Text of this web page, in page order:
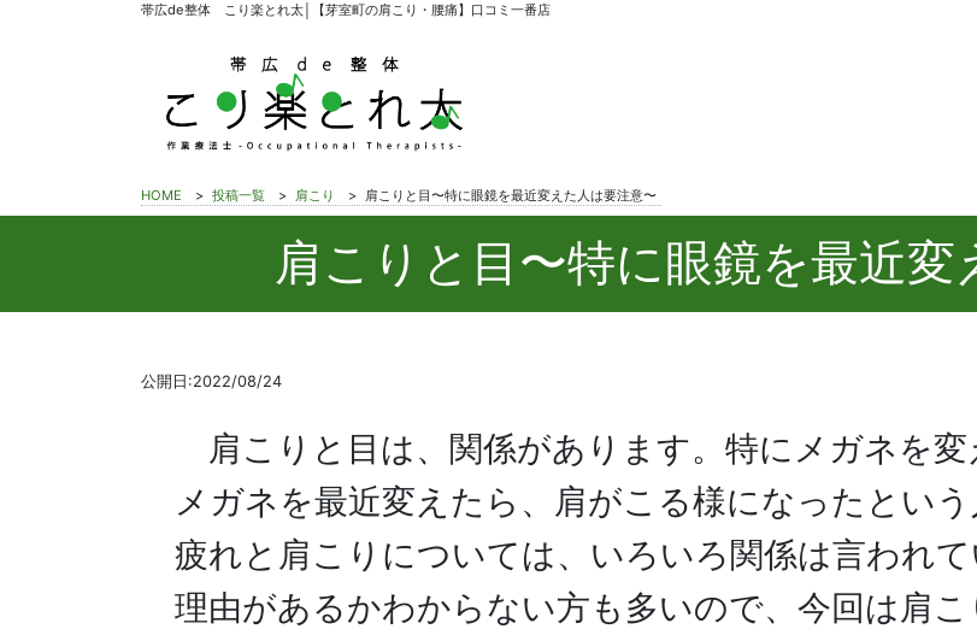
帯広de整体 こり楽とれ太│【芽室町の肩こり・腰痛】口コミ一番店
HOME > 投稿一覧 > 肩こり > 肩こりと目〜特に眼鏡を最近変えた人は要注意〜
肩こりと目〜特に眼鏡を最近変
公開日:2022/08/24
肩こりと目は、関係があります。特にメガネを
メガネを最近変えたら、肩がこる様になったとい
疲れと肩こりについては、いろいろ関係は言われ
理由があるかわからない方も多いので、今回は肩